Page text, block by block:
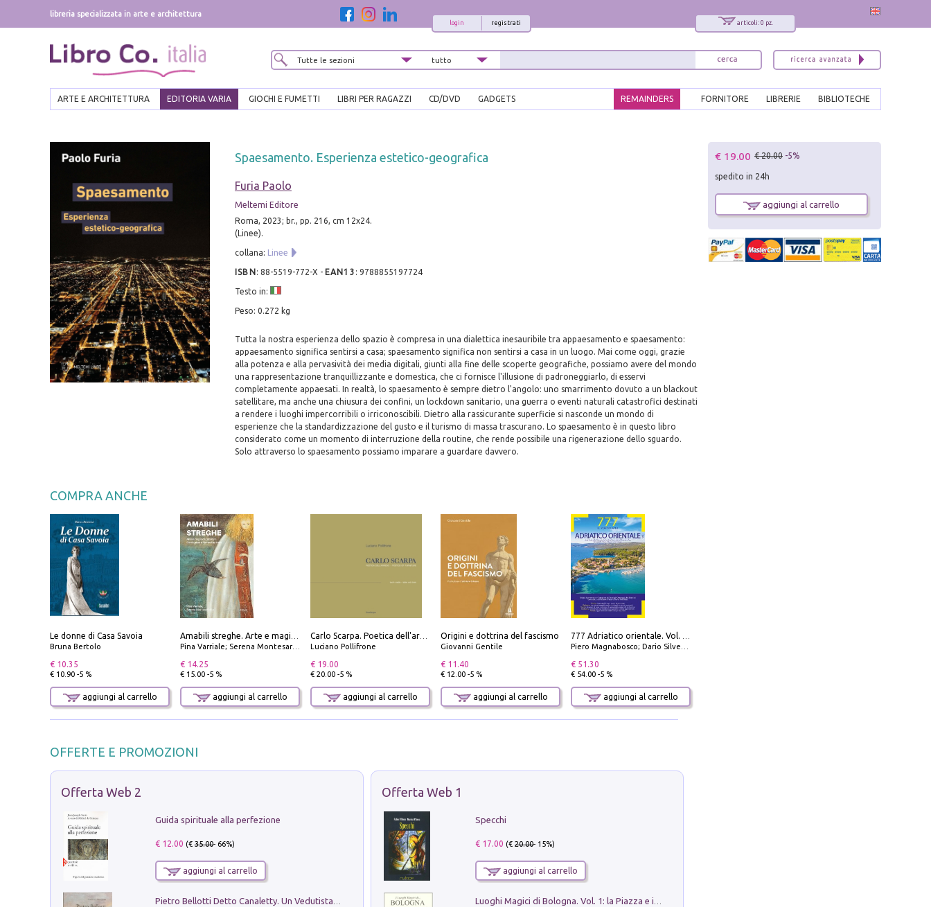
libreria specializzata in arte e architettura
articoli: 0 pz.
registrati
login
ARTE E ARCHITETTURA EDITORIA VARIA GIOCHI E FUMETTI LIBRI PER RAGAZZI CD/DVD GADGETS BIBLIOTECHE
LIBRERIE
FORNITORE
REMAINDERS
Spaesamento. Esperienza estetico-geografica
Furia Paolo
Meltemi Editore
Roma, 2023; br., pp. 216, cm 12x24.
(Linee).
collana: Linee
ISBN : 88-5519-772-X - EAN13 : 9788855197724
Testo in:
Peso: 0.272 kg
Tutta la nostra esperienza dello spazio è compresa in una dialettica inesauribile tra appaesamento e spaesamento:
appaesamento significa sentirsi a casa; spaesamento significa non sentirsi a casa in un luogo. Mai come oggi, grazie
alla potenza e alla pervasività dei media digitali, giunti alla fine delle scoperte geografiche, possiamo avere del mondo
una rappresentazione tranquillizzante e domestica, che ci fornisce l'illusione di padroneggiarlo, di esservi
completamente appaesati. In realtà, lo spaesamento è sempre dietro l'angolo: uno smarrimento dovuto a un blackout
satellitare, ma anche una chiusura dei confini, un lockdown sanitario, una guerra o eventi naturali catastrofici destinati
a rendere i luoghi impercorribili o irriconoscibili. Dietro alla rassicurante superficie si nasconde un mondo di
esperienze che la standardizzazione del gusto e il turismo di massa trascurano. Lo spaesamento è in questo libro
considerato come un momento di interruzione della routine, che rende possibile una rigenerazione dello sguardo.
Solo attraverso lo spaesamento possiamo imparare a guardare davvero.
COMPRA ANCHE
Le donne di Casa Savoia
Bruna Bertolo
€ 10.35
€ 10.90 -5 %
aggiungi al carrello
Pina Varriale; Serena Montesarchio
€ 14.25
€ 15.00 -5 %
aggiungi al carrello
Luciano Pollifrone
€ 19.00
€ 20.00 -5 %
aggiungi al carrello
Origini e dottrina del fascismo
Giovanni Gentile
€ 11.40
€ 12.00 -5 %
aggiungi al carrello
Piero Magnabosco; Dario Silvestro; Marco Sbrizzi
€ 51.30
€ 54.00 -5 %
aggiungi al carrello
OFFERTE E PROMOZIONI
Offerta Web 2
Guida spirituale alla perfezione
€ 12.00 (€35.00- 66%)
aggiungi al carrello
Offerta Web 1
Specchi
€ 17.00 (€20.00- 15%)
aggiungi al carrello
€ 19.00 € 20.00 -5%
spedito in 24h
aggiungi al carrello
x
Interessato ai nostri libri?
Sarai informato delle nostre novità, potrai
comunque cancellarti quando desideri.
modulo di iscrizione